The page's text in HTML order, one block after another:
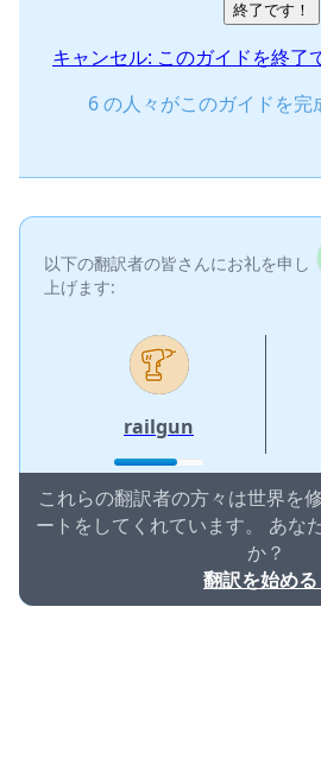
終了です！
キャンセル: このガイドを終了
6 の人々がこのガイドを完
以下の翻訳者の皆さんにお礼を申し
上げます:
railgun
これらの翻訳者の方々は世界を
ートをしてくれています。 あな
か？
翻訳を始める